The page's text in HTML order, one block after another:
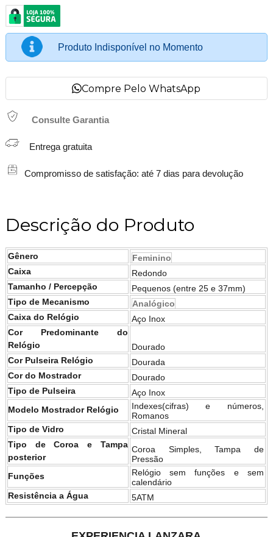
Produto Indisponível no Momento
Compre Pelo WhatsApp
Consulte Garantia
Entrega gratuita
Compromisso de satisfação: até 7 dias para devolução
Descrição do Produto
Gênero
Feminino
Caixa
Redondo
Tamanho / Percepção
Pequenos (entre 25 e 37mm)
Tipo de Mecanismo
Analógico
Caixa do Relógio
Aço Inox
Cor Predominante do
Relógio
Dourado
Cor Pulseira Relógio
Dourada
Cor do Mostrador
Dourado
Tipo de Pulseira
Aço Inox
Modelo Mostrador Relógio
Indexes(cifras) e números,
Romanos
Tipo de Vidro
Cristal Mineral
Tipo de Coroa e Tampa
posterior
Coroa Simples, Tampa de
Pressão
Funções
Relógio sem funções e sem
calendário
Resistência a Água
5ATM